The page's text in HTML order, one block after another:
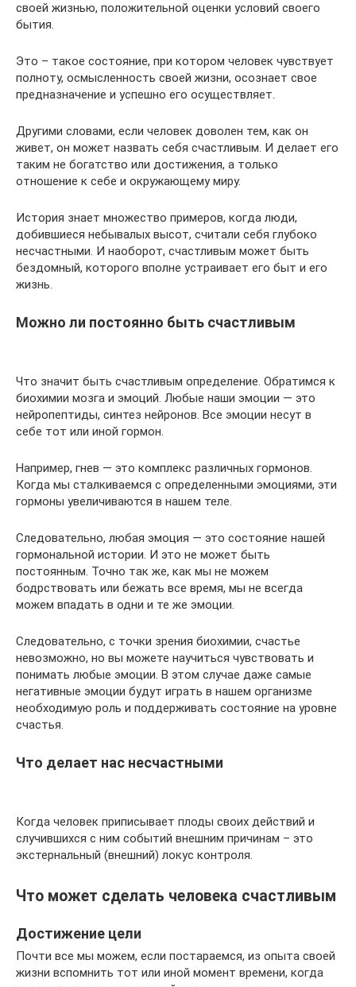
своей жизнью, положительной оценки условий своего
бытия.
Это – такое состояние, при котором человек чувствует
полноту, осмысленность своей жизни, осознает свое
предназначение и успешно его осуществляет.
Другими словами, если человек доволен тем, как он
живет, он может назвать себя счастливым. И делает его
таким не богатство или достижения, а только
отношение к себе и окружающему миру.
История знает множество примеров, когда люди,
добившиеся небывалых высот, считали себя глубоко
несчастными. И наоборот, счастливым может быть
бездомный, которого вполне устраивает его быт и его
жизнь.
Можно ли постоянно быть счастливым
Что значит быть счастливым определение. Обратимся к
биохимии мозга и эмоций. Любые наши эмоции — это
нейропептиды, синтез нейронов. Все эмоции несут в
себе тот или иной гормон.
Например, гнев — это комплекс различных гормонов.
Когда мы сталкиваемся с определенными эмоциями, эти
гормоны увеличиваются в нашем теле.
Следовательно, любая эмоция — это состояние нашей
гормональной истории. И это не может быть
постоянным. Точно так же, как мы не можем
бодрствовать или бежать все время, мы не всегда
можем впадать в одни и те же эмоции.
Следовательно, с точки зрения биохимии, счастье
невозможно, но вы можете научиться чувствовать и
понимать любые эмоции. В этом случае даже самые
негативные эмоции будут играть в нашем организме
необходимую роль и поддерживать состояние на уровне
счастья.
Что делает нас несчастными
Когда человек приписывает плоды своих действий и
случившихся с ним событий внешним причинам – это
экстернальный (внешний) локус контроля.
Что может сделать человека счастливым
Достижение цели
Почти все мы можем, если постараемся, из опыта своей
жизни вспомнить тот или иной момент времени, когда